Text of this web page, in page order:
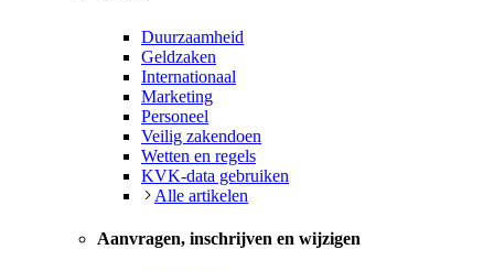
Duurzaamheid
Geldzaken
Internationaal
Marketing
Personeel
Veilig zakendoen
Wetten en regels
KVK-data gebruiken
Alle artikelen
Aanvragen, inschrijven en wijzigen